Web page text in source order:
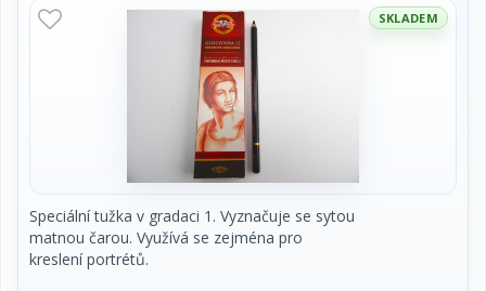
SKLADEM
Speciální tužka v gradaci 1. Vyznačuje se sytou
matnou čarou. Využívá se zejména pro
kreslení portrétů.